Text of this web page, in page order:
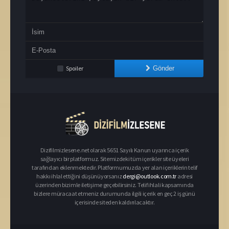
Spoiler Gönder
Dizifilmizlesene.net olarak 5651 Sayılı Kanun uyarınca içerik
sağlayıcı bir platformuz. Sitemizdeki tüm içerikler site üyeleri
tarafından eklenmektedir. Platformumuzda yer alan içeriklerin telif
hakkı ihlal ettiğini düşünüyorsanızdergi@outlook.com.tr adresi
üzerinden bizimle iletişime geçebilirsiniz. Telif ihlali kapsamında
bizlere müracaat etmeniz durumunda ilgili içerik en geç 2 iş günü
içerisinde siteden kaldırılacaktır.